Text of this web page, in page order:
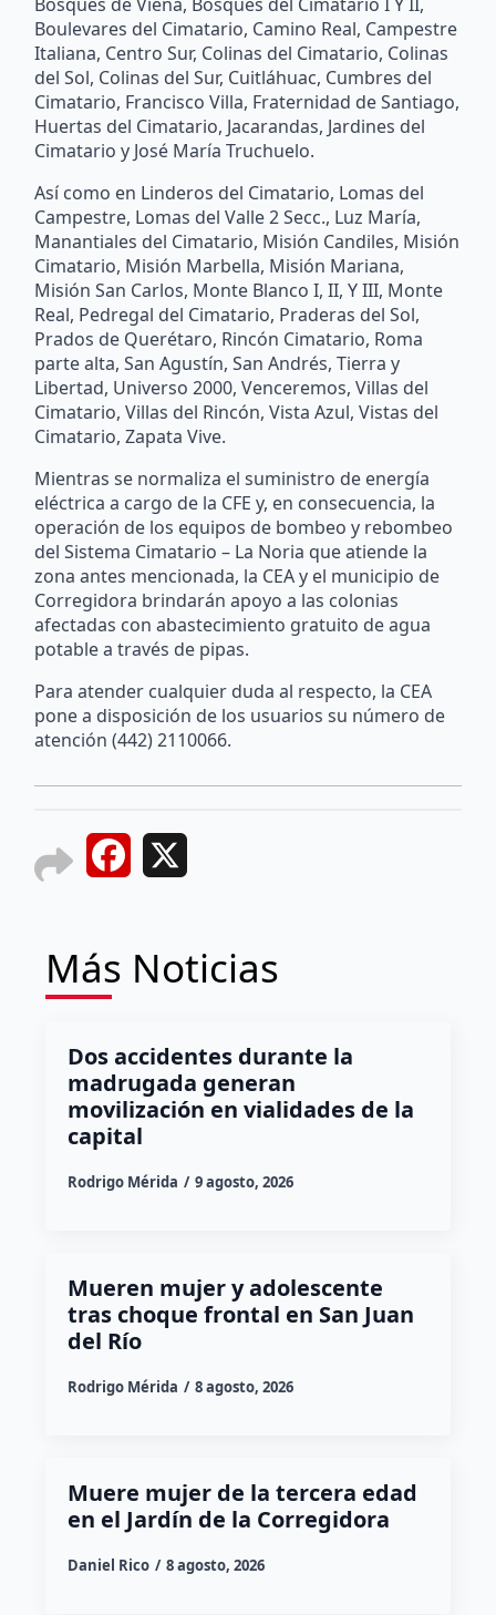
Boulevares del Cimatario, Camino Real, Campestre
Italiana, Centro Sur, Colinas del Cimatario, Colinas
del Sol, Colinas del Sur, Cuitláhuac, Cumbres del
Cimatario, Francisco Villa, Fraternidad de Santiago,
Huertas del Cimatario, Jacarandas, Jardines del
Cimatario y José María Truchuelo.
Así como en Linderos del Cimatario, Lomas del
Campestre, Lomas del Valle 2 Secc., Luz María,
Manantiales del Cimatario, Misión Candiles, Misión
Cimatario, Misión Marbella, Misión Mariana,
Misión San Carlos, Monte Blanco I, II, Y III, Monte
Real, Pedregal del Cimatario, Praderas del Sol,
Prados de Querétaro, Rincón Cimatario, Roma
parte alta, San Agustín, San Andrés, Tierra y
Libertad, Universo 2000, Venceremos, Villas del
Cimatario, Villas del Rincón, Vista Azul, Vistas del
Cimatario, Zapata Vive.
Mientras se normaliza el suministro de energía
eléctrica a cargo de la CFE y, en consecuencia, la
operación de los equipos de bombeo y rebombeo
del Sistema Cimatario – La Noria que atiende la
zona antes mencionada, la CEA y el municipio de
Corregidora brindarán apoyo a las colonias
afectadas con abastecimiento gratuito de agua
potable a través de pipas.
Para atender cualquier duda al respecto, la CEA
pone a disposición de los usuarios su número de
atención (442) 2110066.
Facebook
Más Noticias
Dos accidentes durante la
madrugada generan
movilización en vialidades de la
capital
Rodrigo Mérida 9 agosto, 2026
Mueren mujer y adolescente
tras choque frontal en San Juan
del Río
Rodrigo Mérida 8 agosto, 2026
Muere mujer de la tercera edad
en el Jardín de la Corregidora
Daniel Rico 8 agosto, 2026